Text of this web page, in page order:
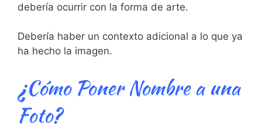
debería ocurrir con la forma de arte.
Debería haber un contexto adicional a lo que ya
ha hecho la imagen.
¿Cómo Poner Nombre a una
Foto?